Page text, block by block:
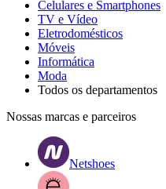
Celulares e Smartphones
TV e Vídeo
Eletrodomésticos
Móveis
Informática
Moda
Todos os departamentos
Nossas marcas e parceiros
Netshoes